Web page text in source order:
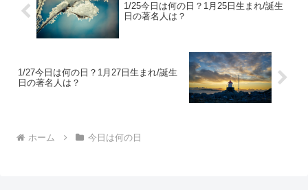
1/25今日は何の日？1月25日生まれ/誕生
日の著名人は？
1/27今日は何の日？1月27日生まれ/誕生
日の著名人は？
ホーム 今日は何の日